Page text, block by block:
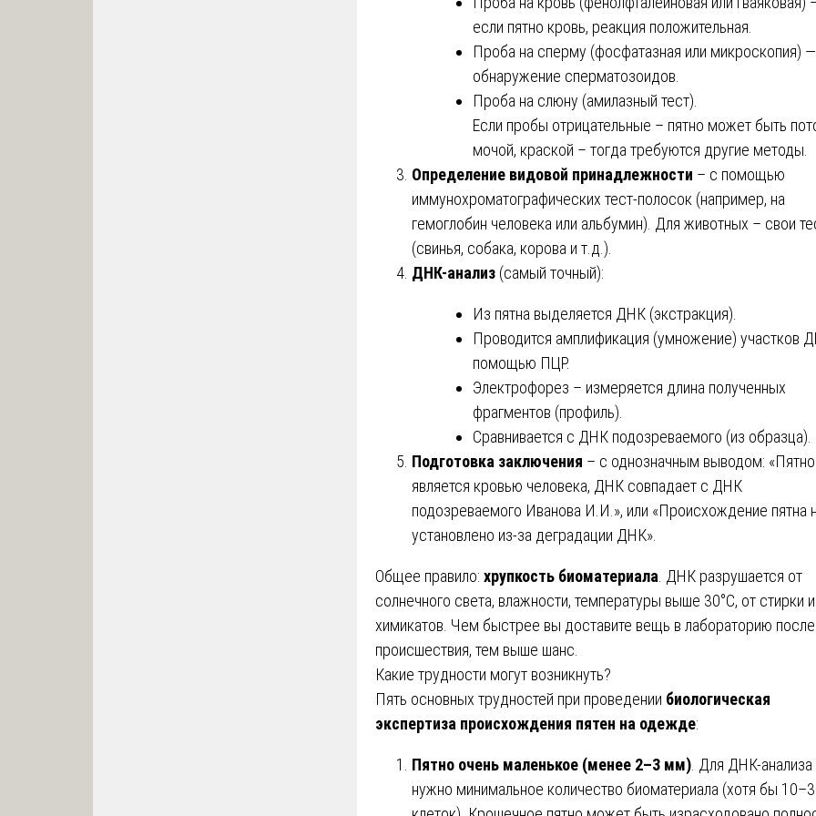
если пятно кровь, реакция положительная.
Проба на сперму (фосфатазная или микроскопия) —
обнаружение сперматозоидов.
Проба на слюну (амилазный тест).
Если пробы отрицательные – пятно может быть
мочой, краской – тогда требуются другие методы.
Определение видовой принадлежности – с помощью
иммунохроматографических тест-полосок (например, на
гемоглобин человека или альбумин). Для животных – свои
(свинья, собака, корова и т.д.).
ДНК-анализ (самый точный):
Из пятна выделяется ДНК (экстракция).
Проводится амплификация (умножение) участков
помощью ПЦР.
Электрофорез – измеряется длина полученных
фрагментов (профиль).
Сравнивается с ДНК подозреваемого (из образца).
Подготовка заключения – с однозначным выводом: «Пятно
является кровью человека, ДНК совпадает с ДНК
подозреваемого Иванова И.И.», или «Происхождение пятна
установлено из-за деградации ДНК».
Общее правило: хрупкость биоматериала . ДНК разрушается от
солнечного света, влажности, температуры выше 30°C, от стирки и
химикатов. Чем быстрее вы доставите вещь в лабораторию после
происшествия, тем выше шанс.
Какие трудности могут возникнуть?
Пять основных трудностей при проведении биологическая
экспертиза происхождения пятен на одежде:
Пятно очень маленькое (менее 2–3 мм) . Для ДНК-анализа
нужно минимальное количество биоматериала (хотя бы